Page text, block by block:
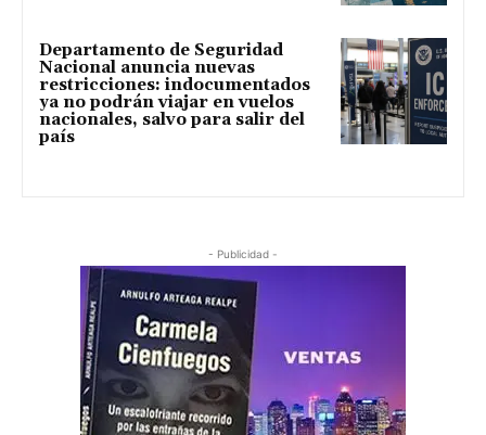
Departamento de Seguridad
Nacional anuncia nuevas
restricciones: indocumentados
ya no podrán viajar en vuelos
nacionales, salvo para salir del
país
- Publicidad -